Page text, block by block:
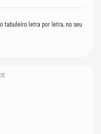
tabuleiro letra por letra, no seu